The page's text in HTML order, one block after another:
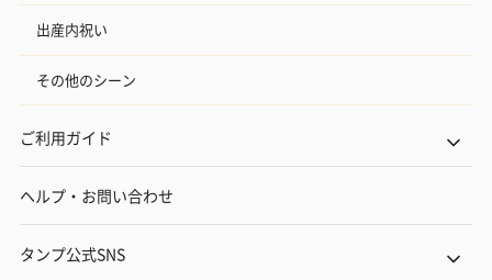
出産内祝い
その他のシーン
ご利用ガイド
ヘルプ・お問い合わせ
タンプ公式SNS